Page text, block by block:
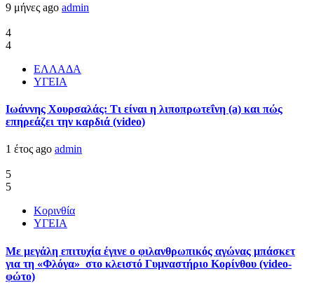
9 μήνες ago admin
4
4
ΕΛΛΑΔΑ
ΥΓΕΙΑ
Ιωάννης Χουρσαλάς: Τι είναι η λιποπρωτεΐνη (a) και πώς
επηρεάζει την καρδιά (video)
1 έτος ago admin
5
5
Κορινθία
ΥΓΕΙΑ
Με μεγάλη επιτυχία έγινε ο φιλανθρωπικός αγώνας μπάσκετ
για τη «Φλόγα» στο κλειστό Γυμναστήριο Κορίνθου (video-
φώτο)